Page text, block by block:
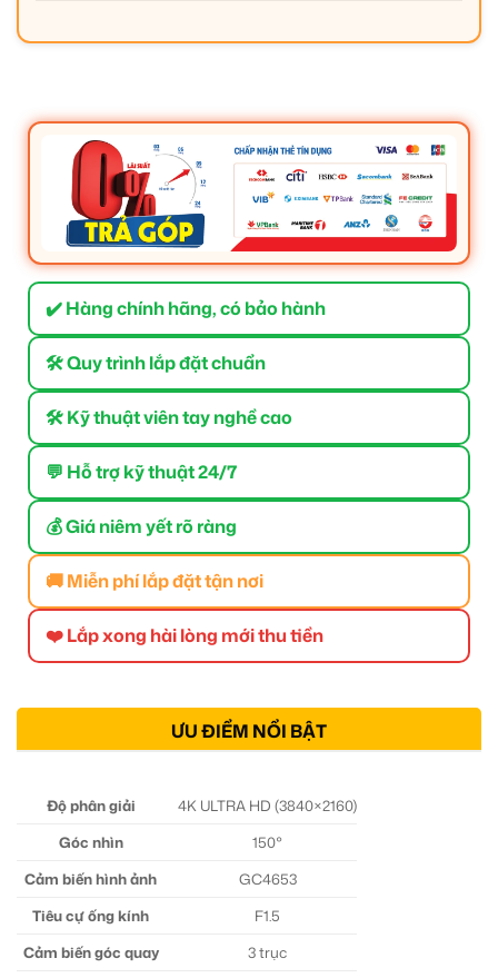
✔️ Hàng chính hãng, có bảo hành
🛠 Quy trình lắp đặt chuẩn
🛠 Kỹ thuật viên tay nghề cao
💬 Hỗ trợ kỹ thuật 24/7
💰 Giá niêm yết rõ ràng
🚚 Miễn phí lắp đặt tận nơi
❤️ Lắp xong hài lòng mới thu tiền
ƯU ĐIỂM NỔI BẬT
Độ phân giải
4K ULTRA HD (3840×2160)
Góc nhìn
150°
Cảm biến hình ảnh
GC4653
Tiêu cự ống kính
F1.5
Cảm biến góc quay
3 trục